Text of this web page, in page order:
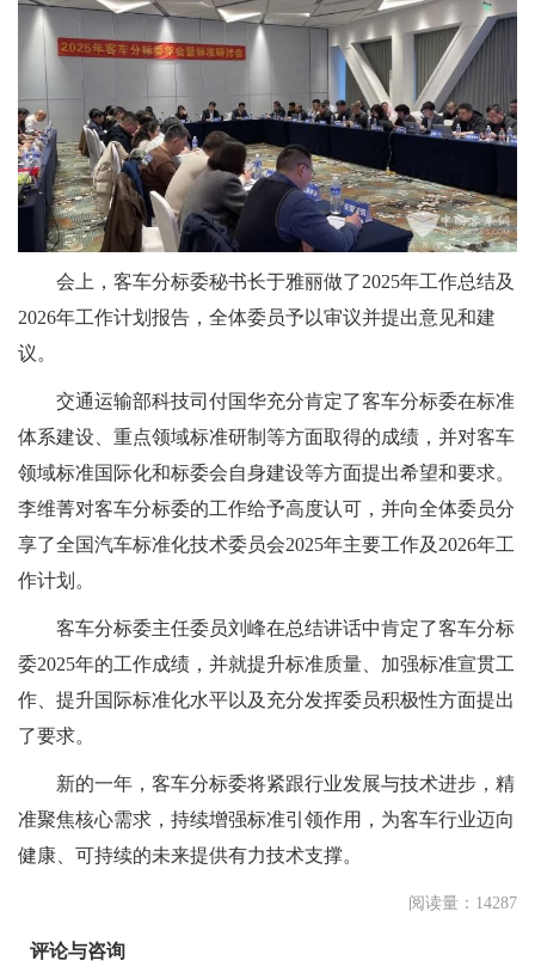
会上，客车分标委秘书长于雅丽做了2025年工作总结及
2026年工作计划报告，全体委员予以审议并提出意见和建
议。
交通运输部科技司付国华充分肯定了客车分标委在标准
体系建设、重点领域标准研制等方面取得的成绩，并对客车
领域标准国际化和标委会自身建设等方面提出希望和要求。
李维菁对客车分标委的工作给予高度认可，并向全体委员分
享了全国汽车标准化技术委员会2025年主要工作及2026年工
作计划。
客车分标委主任委员刘峰在总结讲话中肯定了客车分标
委2025年的工作成绩，并就提升标准质量、加强标准宣贯工
作、提升国际标准化水平以及充分发挥委员积极性方面提出
了要求。
新的一年，客车分标委将紧跟行业发展与技术进步，精
准聚焦核心需求，持续增强标准引领作用，为客车行业迈向
健康、可持续的未来提供有力技术支撑。
阅读量：14287
评论与咨询